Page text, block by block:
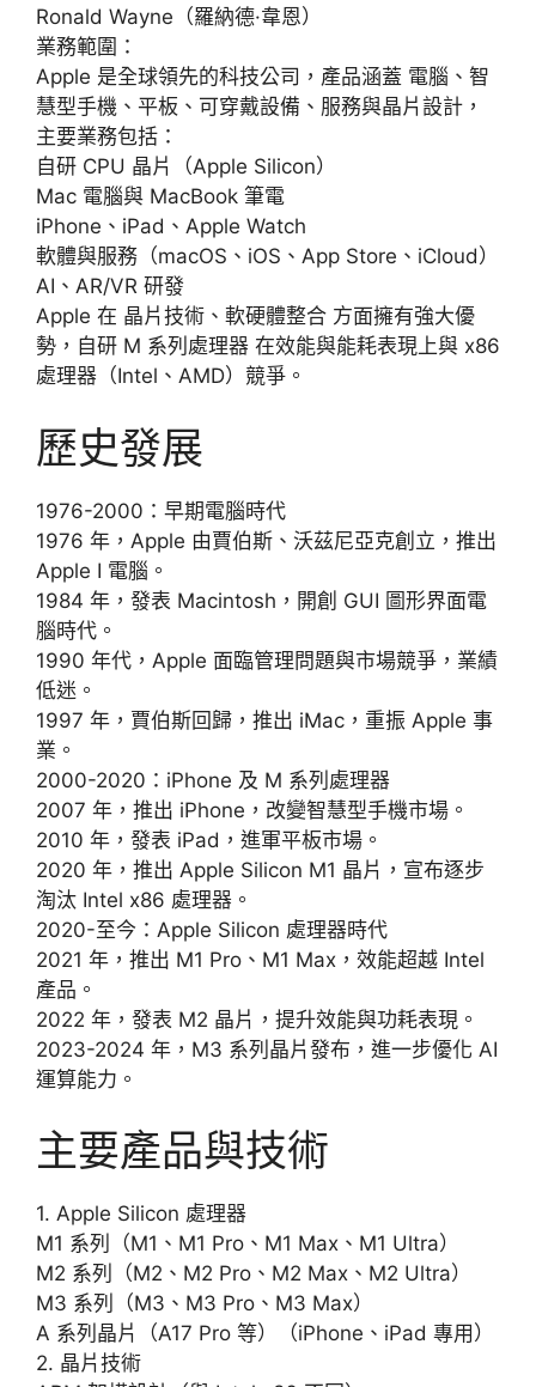
Ronald Wayne（羅納德·韋恩）
業務範圍：
Apple 是全球領先的科技公司，產品涵蓋 電腦、智
慧型手機、平板、可穿戴設備、服務與晶片設計，
主要業務包括：
自研 CPU 晶片（Apple Silicon）
Mac 電腦與 MacBook 筆電
iPhone、iPad、Apple Watch
軟體與服務（macOS、iOS、App Store、iCloud）
AI、AR/VR 研發
Apple 在 晶片技術、軟硬體整合 方面擁有強大優
勢，自研 M 系列處理器 在效能與能耗表現上與 x86
處理器（Intel、AMD）競爭。
歷史發展
1976-2000：早期電腦時代
1976 年，Apple 由賈伯斯、沃茲尼亞克創立，推出
Apple I 電腦。
1984 年，發表 Macintosh，開創 GUI 圖形界面電
腦時代。
1990 年代，Apple 面臨管理問題與市場競爭，業績
低迷。
1997 年，賈伯斯回歸，推出 iMac，重振 Apple 事
業。
2000-2020：iPhone 及 M 系列處理器
2007 年，推出 iPhone，改變智慧型手機市場。
2010 年，發表 iPad，進軍平板市場。
2020 年，推出 Apple Silicon M1 晶片，宣布逐步
淘汰 Intel x86 處理器。
2020-至今：Apple Silicon 處理器時代
2021 年，推出 M1 Pro、M1 Max，效能超越 Intel
產品。
2022 年，發表 M2 晶片，提升效能與功耗表現。
2023-2024 年，M3 系列晶片發布，進一步優化 AI
運算能力。
主要產品與技術
1. Apple Silicon 處理器
M1 系列（M1、M1 Pro、M1 Max、M1 Ultra）
M2 系列（M2、M2 Pro、M2 Max、M2 Ultra）
M3 系列（M3、M3 Pro、M3 Max）
A 系列晶片（A17 Pro 等）（iPhone、iPad 專用）
2. 晶片技術